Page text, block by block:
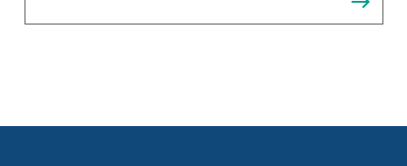
Akteure unerlässlich sind.